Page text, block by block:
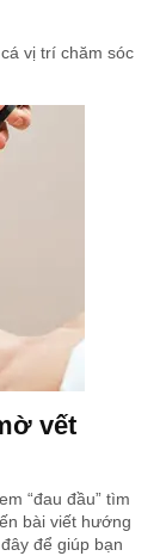
vị trí chăm sóc
vết
“đau đầu” tìm
bài viết hướng
để giúp bạn